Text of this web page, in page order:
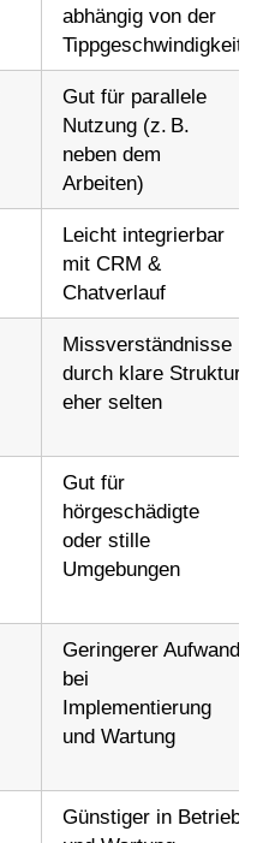
abhängig von der
Tippgeschwindigkeit
Gut für parallele
Nutzung (z. B.
neben dem
Arbeiten)
Leicht integrierbar
mit CRM &
Chatverlauf
Missverständnisse
durch klare Struktur
eher selten
Gut für
hörgeschädigte
oder stille
Umgebungen
Geringerer Aufwand
bei
Implementierung
und Wartung
Günstiger in Betrieb